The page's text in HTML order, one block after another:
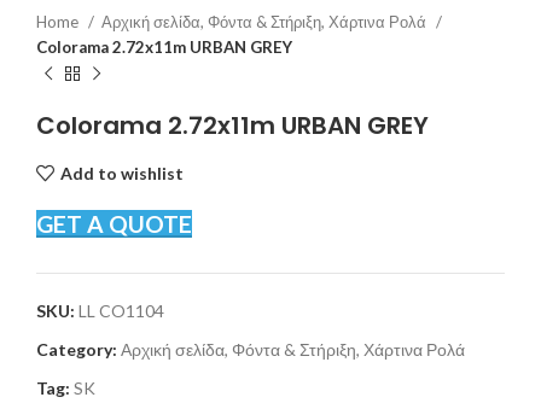
Home
Αρχική σελίδα, Φόντα & Στήριξη, Χάρτινα Ρολά
Colorama 2.72x11m URBAN GREY
Colorama 2.72x11m URBAN GREY
Add to wishlist
GET A QUOTE
SKU: LL CO1104
Category: Αρχική σελίδα, Φόντα & Στήριξη, Χάρτινα Ρολά
Tag: SK